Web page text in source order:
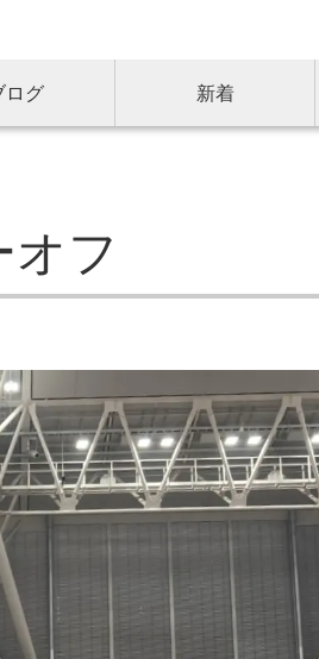
ログ 新着
フ